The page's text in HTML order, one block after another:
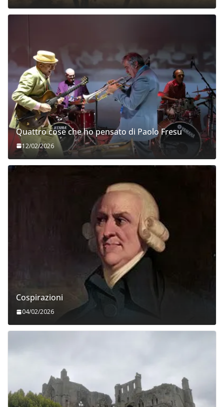
Quattro cose che ho pensato di Paolo Fresu
12/02/2026
Cospirazioni
04/02/2026